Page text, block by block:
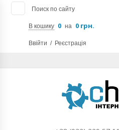
Поиск по сайту
В кошику 0 на 0 грн.
Ввійти / Реєстрація